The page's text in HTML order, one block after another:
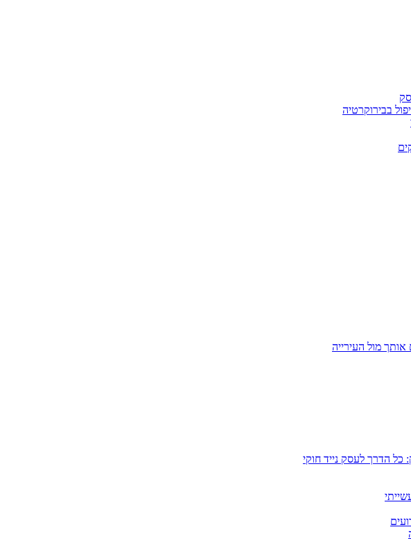
בבירוקרטיה
אותך מול העירייה
כל הדרך לעסק נייד חוקי